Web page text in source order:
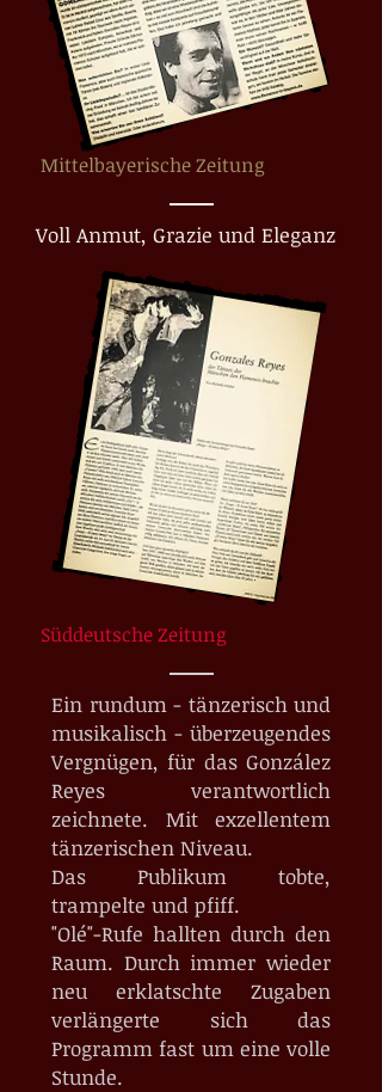
Mittelbayerische Zeitung
Voll Anmut, Grazie und Eleganz
Süddeutsche Zeitung
Ein rundum - tänzerisch und
musikalisch - überzeugendes
Vergnügen, für das González
Reyes verantwortlich
zeichnete. Mit exzellentem
tänzerischen Niveau.
Das Publikum tobte,
trampelte und pfiff.
"Olé"-Rufe hallten durch den
Raum. Durch immer wieder
neu erklatschte Zugaben
verlängerte sich das
Programm fast um eine volle
Stunde.